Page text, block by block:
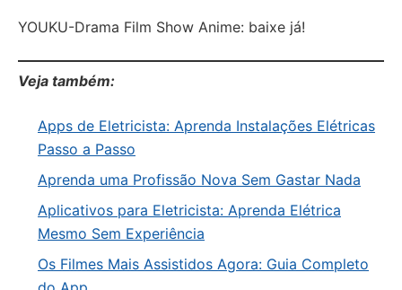
YOUKU-Drama Film Show Anime: baixe já!
Veja também:
Apps de Eletricista: Aprenda Instalações Elétricas
Passo a Passo
Aprenda uma Profissão Nova Sem Gastar Nada
Aplicativos para Eletricista: Aprenda Elétrica
Mesmo Sem Experiência
Os Filmes Mais Assistidos Agora: Guia Completo